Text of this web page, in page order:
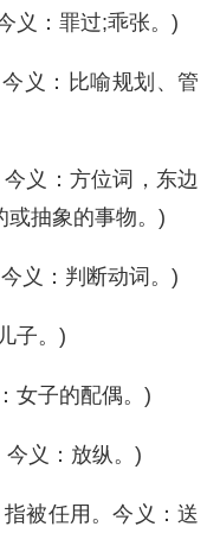
义：罪过;乖张。)
义：比喻规划、管
义：方位词，东边
或抽象的事物。)
义：判断动词。)
子。)
女子的配偶。)
义：放纵。)
被任用。今义：送